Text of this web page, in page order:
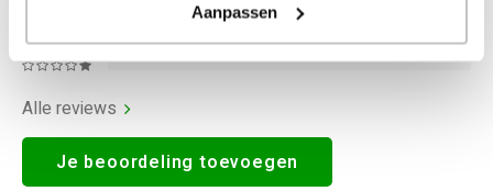
Aanpassen
Alle reviews
Je beoordeling toevoegen